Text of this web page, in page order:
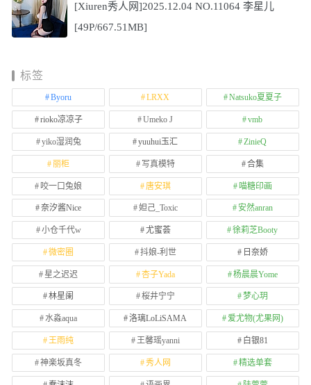
[Xiuren秀人网]2025.12.04 NO.11064 李星儿
[49P/667.51MB]
标签
Byoru LRXX Natsuko夏夏子
rioko凉凉子 Umeko J vmb
yiko湿润兔 yuuhui玉汇 ZinieQ
丽柜 写真模特 合集
咬一口兔娘 唐安琪 喵糖印画
奈汐酱Nice 妲己_Toxic 安然anran
小仓千代w 尤蜜荟 徐莉芝Booty
微密圈 抖娘-利世 日奈娇
星之迟迟 杏子Yada 杨晨晨Yome
林星阑 桜井宁宁 梦心玥
水淼aqua 洛璃LoLiSAMA 爱尤物(尤果网)
王雨纯 王馨瑶yanni 白银81
神楽坂真冬 秀人网 精选单套